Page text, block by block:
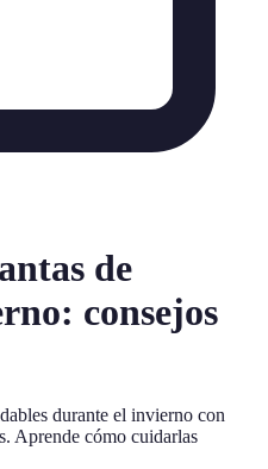
de
consejos
durante el invierno con
Aprende cómo cuidarlas